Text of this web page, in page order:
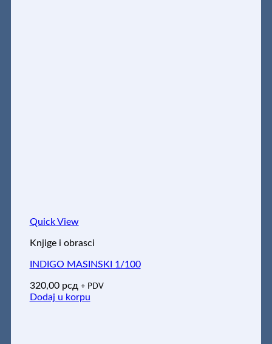
Quick View
Knjige i obrasci
INDIGO MASINSKI 1/100
320,00 рсд + PDV
Dodaj u korpu